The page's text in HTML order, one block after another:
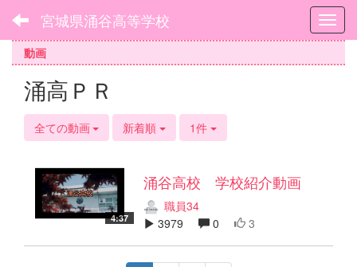
宮城県涌谷高等学校
動画
涌高ＰＲ
全ての動画 新着順 1件
4:37
涌谷高校 学校紹介動画
職員34
3979
0 3